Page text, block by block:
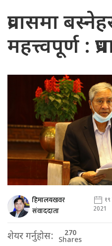
प्रवासमा
महत्त्वपूर्ण :
हिमालयखवर
संवाददाता
2021
शेयर गर्नुहोस: 270
Shares